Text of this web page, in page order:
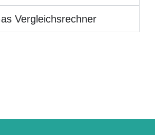
Vergleichsrechner